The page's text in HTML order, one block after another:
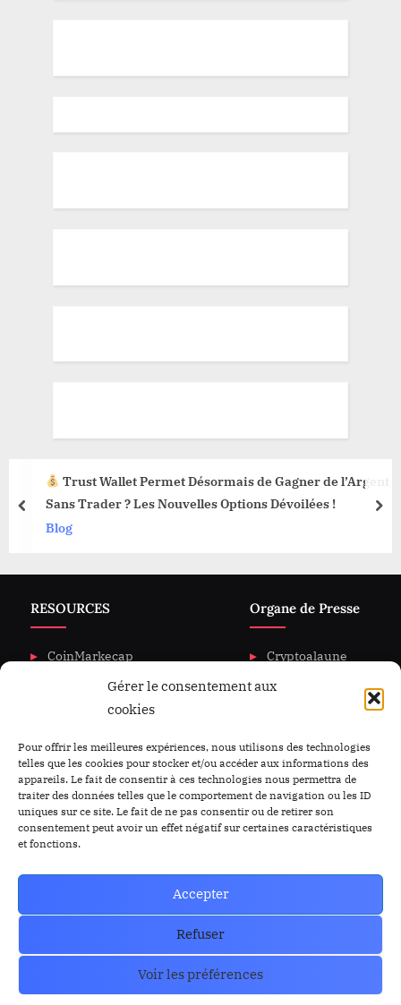
Gérer le consentement aux
cookies
Pour offrir les meilleures expériences, nous utilisons des technologies
telles que les cookies pour stocker et/ou accéder aux informations des
appareils. Le fait de consentir à ces technologies nous permettra de
traiter des données telles que le comportement de navigation ou les ID
uniques sur ce site. Le fait de ne pas consentir ou de retirer son
consentement peut avoir un effet négatif sur certaines caractéristiques
et fonctions.
Accepter
Refuser
Voir les préférences
Trust Wallet Permet Désormais de Gagner de l’Argent
Sans Trader ? Les Nouvelles Options Dévoilées !
Blog
prev
RESOURCES
CoinMarkecap
CoinGecKo
Intigration & API
Privacy & policy
Organe de Presse
Cryptoalaune
A propos de nous
Nous Contacter